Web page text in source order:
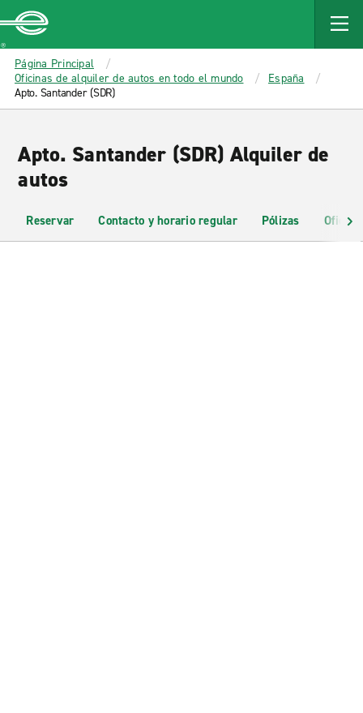
MAIN
CONTENT
Enterprise
Página Principal
Oficinas de alquiler de autos en todo el mundo
España
Apto. Santander (SDR)
Apto. Santander (SDR) Alquiler de
autos
Reservar Contacto y horario regular Pólizas